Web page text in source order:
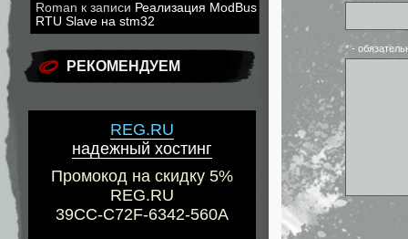
Roman к записи Реализация ModBus
RTU Slave на stm32
РЕКОМЕНДУЕМ
REG.RU
надежный хостинг
Промокод на скидку 5%
REG.RU
39CC-C72F-6342-560A
* -